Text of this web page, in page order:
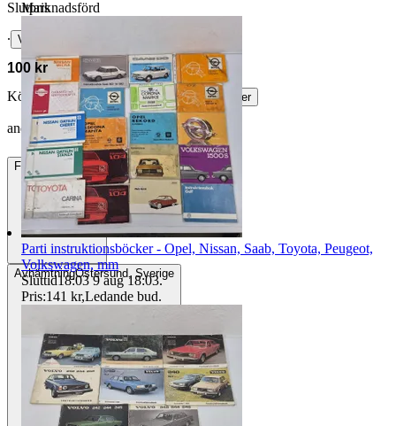
Slutpris
∙ Visa bud
100 kr
Köparskydd är valfritt hos företag.
Läs mer
andwed vann auktionen
Frakt 139 kr DSV
AvhämtningÖstersund, Sverige
Marknadsförd
Parti instruktionsböcker - Opel, Nissan, Saab, Toyota, Peugeot,
Volkswagen, mm
Sluttid18:03 9 aug 18:03.
Pris:141 kr,Ledande bud.